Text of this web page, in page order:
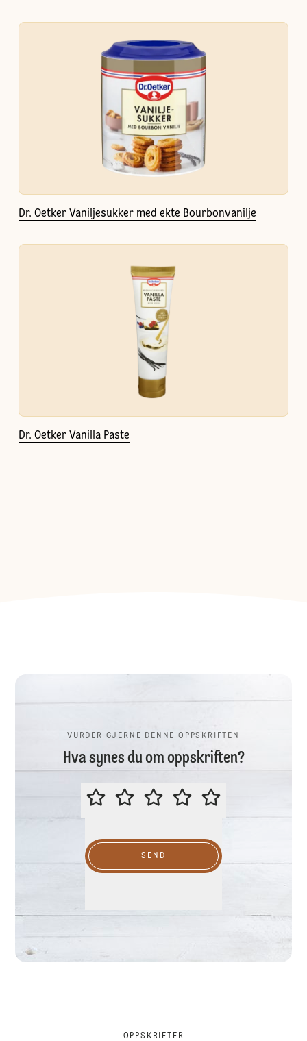
Dr. Oetker Vaniljesukker med ekte Bourbonvanilje
Dr. Oetker Vanilla Paste
VURDER GJERNE DENNE OPPSKRIFTEN
Hva synes du om oppskriften?
VURDER GJERNE DENNE
SEND
OPPSKRIFTER